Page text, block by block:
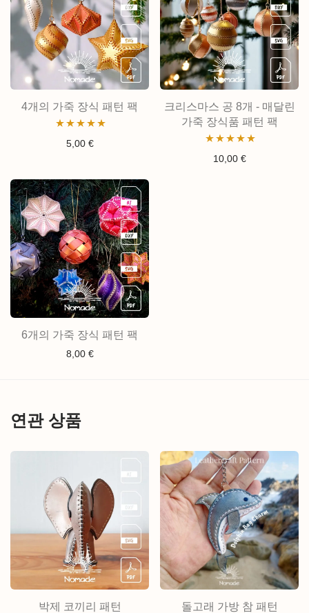
4개의 가죽 장식 패턴 팩
5종 5.00로
5,00 €
크리스마스 공 8개 - 매달린
가죽 장식품 패턴 팩
5종5.00로
10,00 €
6개의 가죽 장식 패턴 팩
8,00 €
연관 상품
박제 코끼리 패턴 돌고래 가방 참 패턴